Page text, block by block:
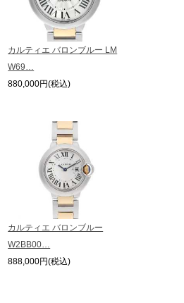
English
カルティエ バロンブルー LM
W69…
880,000円(税込)
カルティエ バロンブルー
W2BB00…
888,000円(税込)
※アンティーク品やユーズド品の場合、外装
している場合がございます。
※表示の定価は、入荷時の価格となっておりま
現在の定価と異なる場合がございますのでご